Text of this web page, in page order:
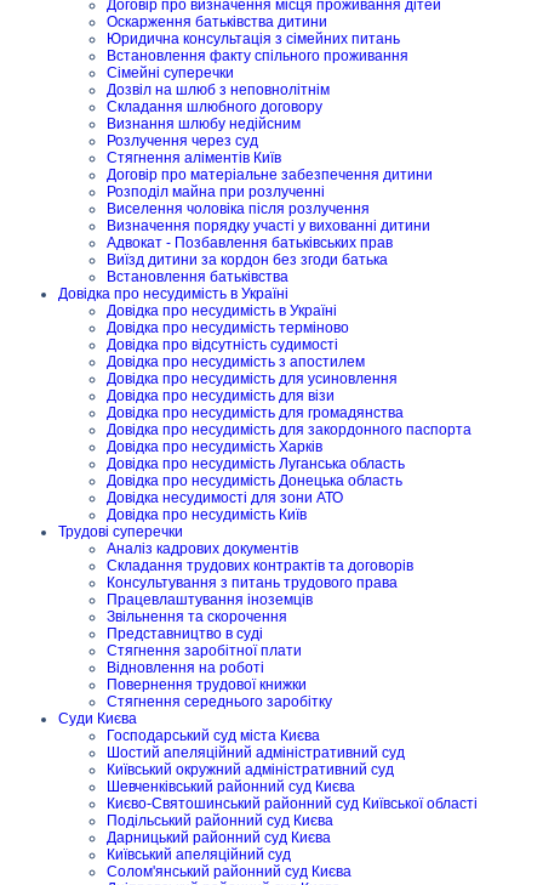
Договір про визначення місця проживання дітей
Оскарження батьківства дитини
Юридична консультація з сімейних питань
Встановлення факту спільного проживання
Сімейні суперечки
Дозвіл на шлюб з неповнолітнім
Складання шлюбного договору
Визнання шлюбу недійсним
Розлучення через суд
Стягнення аліментів Київ
Договір про матеріальне забезпечення дитини
Розподіл майна при розлученні
Виселення чоловіка після розлучення
Визначення порядку участі у вихованні дитини
Адвокат - Позбавлення батьківських прав
Виїзд дитини за кордон без згоди батька
Встановлення батьківства
Довідка про несудимість в Україні
Довідка про несудимість в Україні
Довідка про несудимість терміново
Довідка про відсутність судимості
Довідка про несудимість з апостилем
Довідка про несудимість для усиновлення
Довідка про несудимість для візи
Довідка про несудимість для громадянства
Довідка про несудимість для закордонного паспорта
Довідка про несудимість Харків
Довідка про несудимість Луганська область
Довідка про несудимість Донецька область
Довідка несудимості для зони АТО
Довідка про несудимість Київ
Трудові суперечки
Аналіз кадрових документів
Складання трудових контрактів та договорів
Консультування з питань трудового права
Працевлаштування іноземців
Звільнення та скорочення
Представництво в суді
Стягнення заробітної плати
Відновлення на роботі
Повернення трудової книжки
Стягнення середнього заробітку
Суди Києва
Господарський суд міста Києва
Шостий апеляційний адміністративний суд
Київський окружний адміністративний суд
Шевченківський районний суд Києва
Києво-Святошинський районний суд Київської області
Подільський районний суд Києва
Дарницький районний суд Києва
Київський апеляційний суд
Солом'янський районний суд Києва